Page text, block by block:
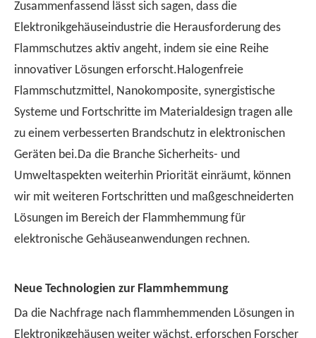
Zusammenfassend lässt sich sagen, dass die
Elektronikgehäuseindustrie die Herausforderung des
Flammschutzes aktiv angeht, indem sie eine Reihe
innovativer Lösungen erforscht.Halogenfreie
Flammschutzmittel, Nanokomposite, synergistische
Systeme und Fortschritte im Materialdesign tragen alle
zu einem verbesserten Brandschutz in elektronischen
Geräten bei.Da die Branche Sicherheits- und
Umweltaspekten weiterhin Priorität einräumt, können
wir mit weiteren Fortschritten und maßgeschneiderten
Lösungen im Bereich der Flammhemmung für
elektronische Gehäuseanwendungen rechnen.
Neue Technologien zur Flammhemmung
Da die Nachfrage nach flammhemmenden Lösungen in
Elektronikgehäusen weiter wächst, erforschen Forscher